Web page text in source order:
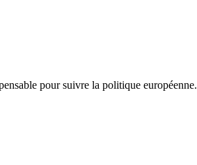
pour suivre la politique européenne.